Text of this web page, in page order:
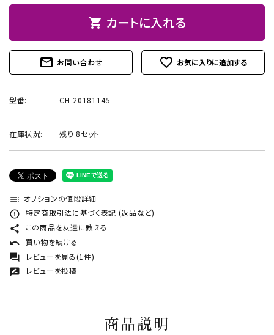
shopping_cart カートに入れる
mail_outline お問い合わせ favorite_outline
型番: CH-20181145
在庫状況: 残り 8セット
toc オプションの値段詳細
error_outline 特定商取引法に基づく表記 (返品など)
share この商品を友達に教える
undo 買い物を続ける
forum レビューを見る(1件)
rate_review レビューを投稿
商品説明